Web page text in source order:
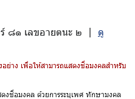
๘๑ เลขอายตนะ ๒ | ดู
ย่าง เพื่อให้สามารถแสดงชื่อมงคลสำหรับ
งชื่อมงคล ด้วยการระบุเพศ ทักษามงคล